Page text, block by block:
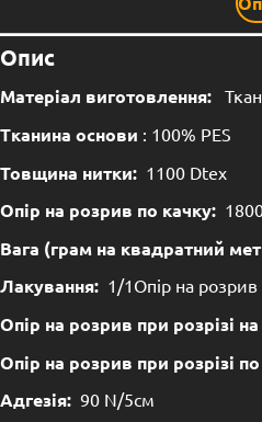
Опис
Матеріал виготовлення:
Тканина основи : 100% PES
Товщина нитки: 1100 Dtex
Опір на розрив по качку:
Вага (грам на квадратний
Лакування: 1/1Опір на
Опір на розрив при розрізі на
Опір на розрив при розрізі
Адгезія: 90 N/5см